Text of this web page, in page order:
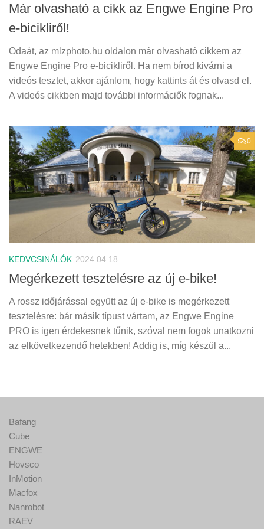
Már olvasható a cikk az Engwe Engine Pro
e-bicikliről!
Odaát, az mlzphoto.hu oldalon már olvasható cikkem az
Engwe Engine Pro e-bicikliről. Ha nem bírod kivárni a
videós tesztet, akkor ajánlom, hogy kattints át és olvasd el.
A videós cikkben majd további informáciők fognak...
0
KEDVCSINÁLÓK 2024.04.18.
Megérkezett tesztelésre az új e-bike!
A rossz időjárással együtt az új e-bike is megérkezett
tesztelésre: bár másik típust vártam, az Engwe Engine
PRO is igen érdekesnek tűnik, szóval nem fogok unatkozni
az elkövetkezendő hetekben! Addig is, míg készül a...
Bafang
Cube
ENGWE
Hovsco
InMotion
Macfox
Nanrobot
RAEV